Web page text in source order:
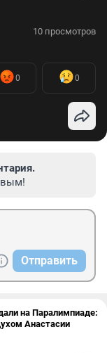
10 просмотров
0 0
Отправить
на Паралимпиаде:
Анастасии